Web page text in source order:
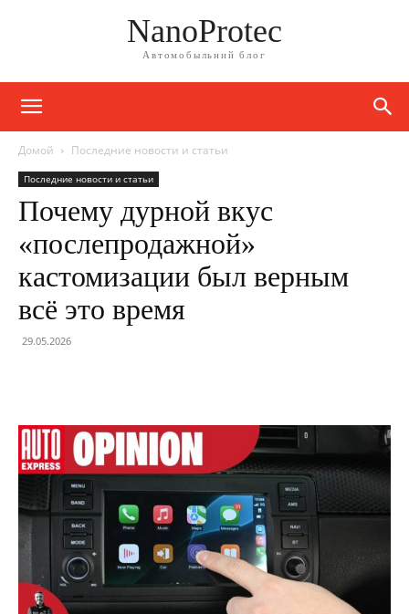
NanoProtec
Автомобыльний блог
Домой Последние новости и статьи
Последние новости и статьи
Почему дурной вкус
«послепродажной»
кастомизации был верным
всё это время
29.05.2026